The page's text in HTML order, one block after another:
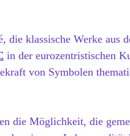
klassische Werke aus
in der eurozentristischen
von Symbolen
die Möglichkeit, die